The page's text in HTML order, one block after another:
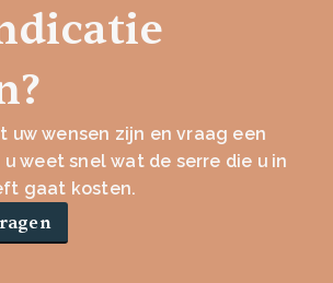
uw wensen zijn en vraag een
weet snel wat de serre die u in
gaat kosten.